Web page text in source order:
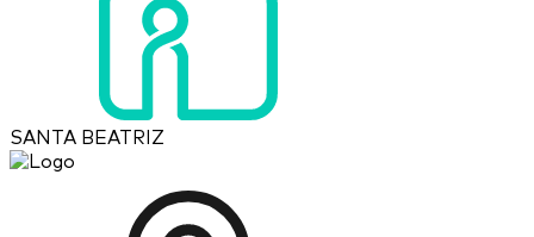
SANTA BEATRIZ